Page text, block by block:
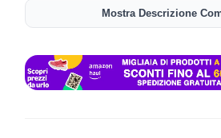
doppio della polvere invisibile sui
un singolo tasto di accensione, così
premuto nulla mentre pulisci,
Mostra Descrizione